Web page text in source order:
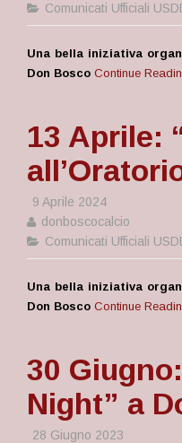
Comunicati Ufficiali
Una bella iniziativa
Don Bosco Continue
13 Aprile:
9 Aprile 2024
donboscocalcio
Comunicati Ufficiali
Una bella iniziativa
Don Bosco Continue
30
Night” a
28 Giugno 2023